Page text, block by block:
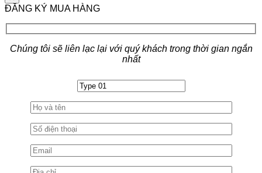
ĐĂNG KÝ MUA HÀNG
Chúng tôi sẽ liên lạc lại với quý khách trong thời gian ngắn
nhất